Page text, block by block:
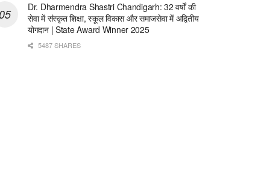
Dr. Dharmendra Shastri Chandigarh: 32 वर्षों की
सेवा में संस्कृत शिक्षा, स्कूल विकास और समाजसेवा में अद्वितीय
योगदान | State Award Winner 2025
5487 SHARES